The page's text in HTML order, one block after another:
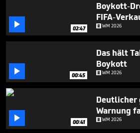
 02:47
Boykott-
FIFA-
WM 2026
 00:45
Das hält
Boykott
WM 2026
 00:41
Deutlicher
Warnung
WM 2026